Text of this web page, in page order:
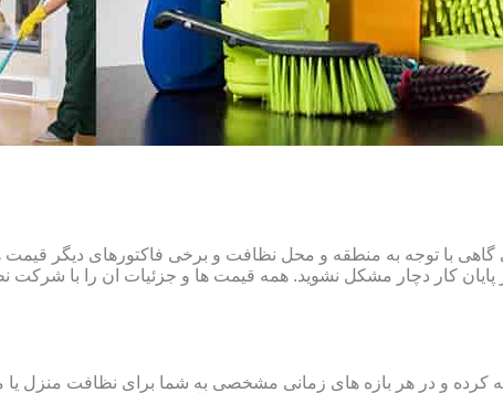
گاهی با توجه به منطقه و محل نظافت و برخی فاکتورهای دیگر
کار دچار مشکل نشوید. همه قیمت ها و جزئیات ان را با شرکت
و در هر بازه های زمانی مشخصی به شما برای نظافت منزل یا